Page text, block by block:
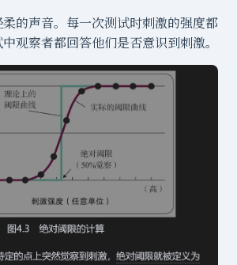
的声音。每一次测试时刺激的强度都
观察者都回答他们是否意识到刺激。